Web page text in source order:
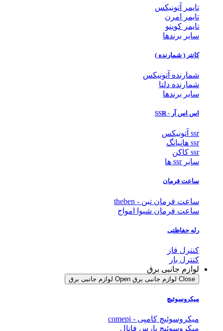
تایمر آتونیکس
تایمر امرن
تایمر کوینو
سایر برندها
کانتر ( شمارنده )
شمارنده آتونیکس
شمارنده دلتا
سایر برندها
اس اس آر - SSR
ssr آتونیکس
ssr هانیانگ
ssr کاکن
سایر ssr ها
ساعت فرمان
ساعت فرمان تبن - theben
ساعت فرمان شیوا امواج
رله حفاظتی
کنترل فاز
کنترل بار
لوازم جانبی برق
Close لوازم جانبی برق Open لوازم جانبی برق
میکروسوئیچ
میکروسوئیچ کامپی - comepi
میکروسوئیچ پارس فانال